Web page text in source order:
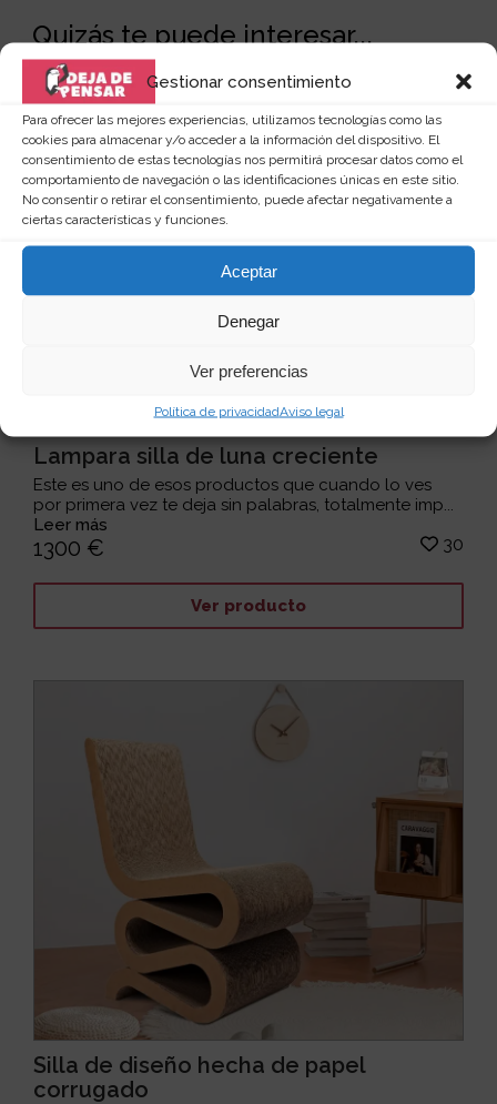
Gestionar consentimiento
Para ofrecer las mejores experiencias, utilizamos tecnologías como las
cookies para almacenar y/o acceder a la información del dispositivo. El
consentimiento de estas tecnologías nos permitirá procesar datos como el
comportamiento de navegación o las identificaciones únicas en este sitio.
No consentir o retirar el consentimiento, puede afectar negativamente a
ciertas características y funciones.
Aceptar
Denegar
Ver preferencias
Política de privacidadAviso legal
Quizás te puede interesar...
Lampara silla de luna creciente
Este es uno de esos productos que cuando lo ves
por primera vez te deja sin palabras, totalmente imp...
Leer más
1300 € 30
Ver producto
Silla de diseño hecha de papel
corrugado